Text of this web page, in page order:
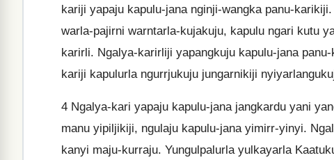
kariji yapaju kapulu-jana nginji-wangka panu-
warla-pajirni warntarla-kujakuju, kapulu ngari kutu
karirli. Ngalya-karirliji yapangkuju kapulu-jana
kariji kapulurla ngurrjukuju jungarnikiji
4 Ngalya-kari yapaju kapulu-jana jangkardu yani
manu yipiljikiji, ngulaju kapulu-jana yimirr-yinyi.
kanyi maju-kurraju. Yungulpalurla yulkayarla